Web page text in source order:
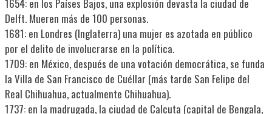
1654: en los Países Bajos, una explosión devasta la ciudad de
Delft. Mueren más de 100 personas.
1681: en Londres (Inglaterra) una mujer es azotada en público
por el delito de involucrarse en la política.
1709: en México, después de una votación democrática, se funda
la Villa de San Francisco de Cuéllar (más tarde San Felipe del
Real Chihuahua, actualmente Chihuahua).
1737: en la madrugada, la ciudad de Calcuta (capital de Bengala,